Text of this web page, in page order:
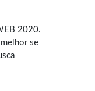
2020.
melhor se